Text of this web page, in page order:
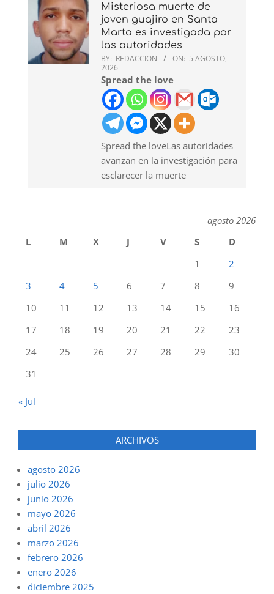
Misteriosa muerte de
joven guajiro en Santa
Marta es investigada por
las autoridades
BY: REDACCION ON: 5 AGOSTO,
2026
Spread the love
Spread the loveLas autoridades
avanzan en la investigación para
esclarecer la muerte
agosto 2026
L
M X J V S
D
1
2
3
4 5 6 7 8
9
10
11 12 13 14 15
16
17
18 19 20 21 22
23
24
25 26 27 28 29
30
31
« Jul
ARCHIVOS
agosto 2026
julio 2026
junio 2026
mayo 2026
abril 2026
marzo 2026
febrero 2026
enero 2026
diciembre 2025